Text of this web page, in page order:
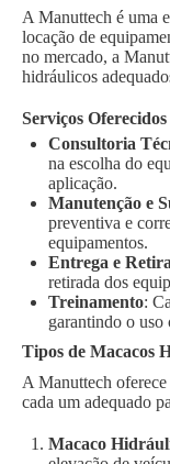
A Manuttech é uma
locação de
no mercado, a
hidráulicos
Serviços
Consultoria
na escolha do
aplicação.
Manutenção e
preventiva e
equipamentos.
Entrega e
retirada dos
Treinamento:
garantindo o uso
Tipos de Macacos
A Manuttech
cada um adequado
Macaco